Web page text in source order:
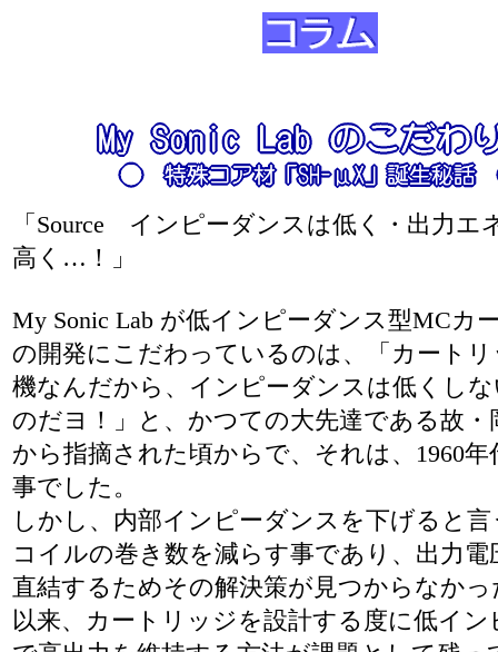
「Source インピーダンスは低く・出力エ
高く…！」
My Sonic Lab が低インピーダンス型MCカ
の開発にこだわっているのは、「カート
機なんだから、インピーダンスは低くし
のだヨ！」と、かつての大先達である故
から指摘された頃からで、それは、1960年
事でした。
しかし、内部インピーダンスを下げると
コイルの巻き数を減らす事であり、出力電
直結するためその解決策が見つからなか
以来、カートリッジを設計する度に低イ